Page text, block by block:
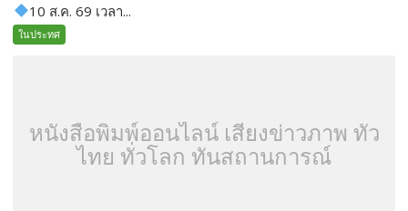
10 ส.ค. 69 เวลา...
ในประทศ
หนังสือพิมพ์ออนไลน์ เสียงข่าวภาพ ทั่ว
ไทย ทั่วโลก ทันสถานการณ์